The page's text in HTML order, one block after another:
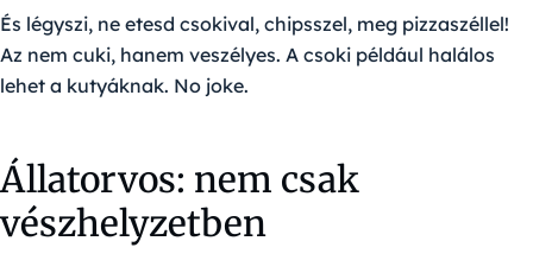
És légyszi, ne etesd csokival, chipsszel, meg pizzaszéllel!
Az nem cuki, hanem veszélyes. A csoki például halálos
lehet a kutyáknak. No joke.
Állatorvos: nem csak
vészhelyzetben